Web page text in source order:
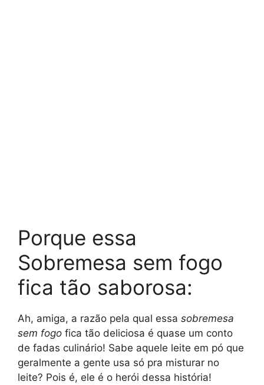
Porque essa
Sobremesa sem fogo
fica tão saborosa:
Ah, amiga, a razão pela qual essa sobremesa
sem fogo fica tão deliciosa é quase um conto
de fadas culinário! Sabe aquele leite em pó que
geralmente a gente usa só pra misturar no
leite? Pois é, ele é o herói dessa história!